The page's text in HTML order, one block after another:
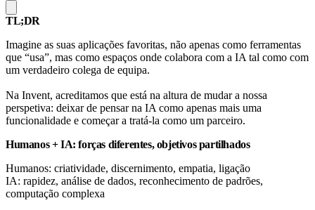
TL;DR
Imagine as suas aplicações favoritas, não apenas como ferramentas
que “usa”, mas como espaços onde colabora com a IA tal como com
um verdadeiro colega de equipa.
Na Invent, acreditamos que está na altura de mudar a nossa
perspetiva: deixar de pensar na IA como apenas mais uma
funcionalidade e começar a tratá-la como um parceiro.
Humanos + IA: forças diferentes, objetivos partilhados
Humanos: criatividade, discernimento, empatia, ligação
IA: rapidez, análise de dados, reconhecimento de padrões,
computação complexa